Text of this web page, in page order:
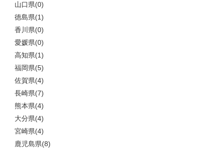
山口県(0)
徳島県(1)
香川県(0)
愛媛県(0)
高知県(1)
福岡県(5)
佐賀県(4)
長崎県(7)
熊本県(4)
大分県(4)
宮崎県(4)
鹿児島県(8)